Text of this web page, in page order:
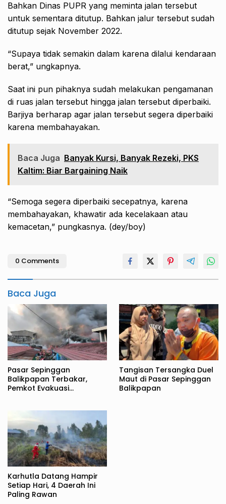
Bahkan Dinas PUPR yang meminta jalan tersebut
untuk sementara ditutup. Bahkan jalur tersebut sudah
ditutup sejak November 2022.
“Supaya tidak semakin dalam karena dilalui kendaraan
berat,” ungkapnya.
Saat ini pun pihaknya sudah melakukan pengamanan
di ruas jalan tersebut hingga jalan tersebut diperbaiki.
Barjiya berharap agar jalan tersebut segera diperbaiki
karena membahayakan.
Baca Juga Banyak Kursi, Banyak Rezeki, PKS
Kaltim: Biar Bargaining Naik
“Semoga segera diperbaiki secepatnya, karena
membahayakan, khawatir ada kecelakaan atau
kemacetan,” pungkasnya. (dey/boy)
0 Comments
Baca Juga
Pasar Sepinggan
Balikpapan Terbakar,
Pemkot Evakuasi
Tangisan Tersangka Duel
Maut di Pasar Sepinggan
Balikpapan
Karhutla Datang Hampir
Setiap Hari, 4 Daerah Ini
Paling Rawan